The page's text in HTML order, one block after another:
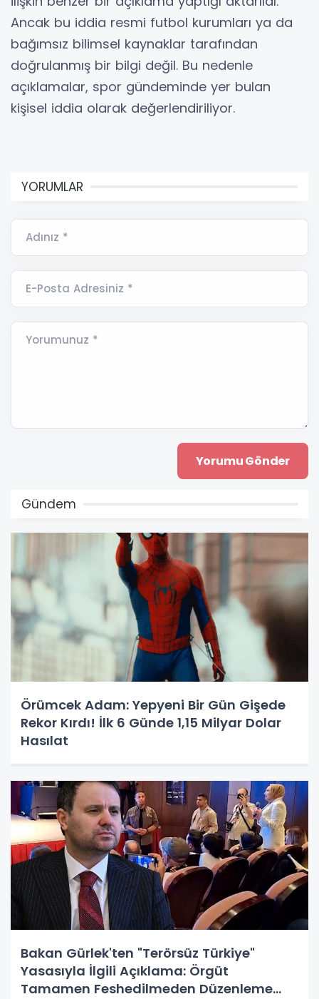
Ancak bu iddia resmi futbol kurumları ya da
bağımsız bilimsel kaynaklar tarafından
doğrulanmış bir bilgi değil. Bu nedenle
açıklamalar, spor gündeminde yer bulan
kişisel iddia olarak değerlendiriliyor.
YORUMLAR
Adınız *
E-Posta Adresiniz *
Yorumunuz *
Gündem
Örümcek Adam: Yepyeni Bir Gün Gişede
Rekor Kırdı! İlk 6 Günde 1,15 Milyar Dolar
Hasılat
Bakan Gürlek'ten "Terörsüz Türkiye"
Yasasıyla İlgili Açıklama: Örgüt
Tamamen Feshedilmeden Düzenleme